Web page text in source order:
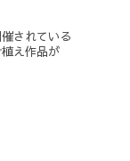
されている
え作品が